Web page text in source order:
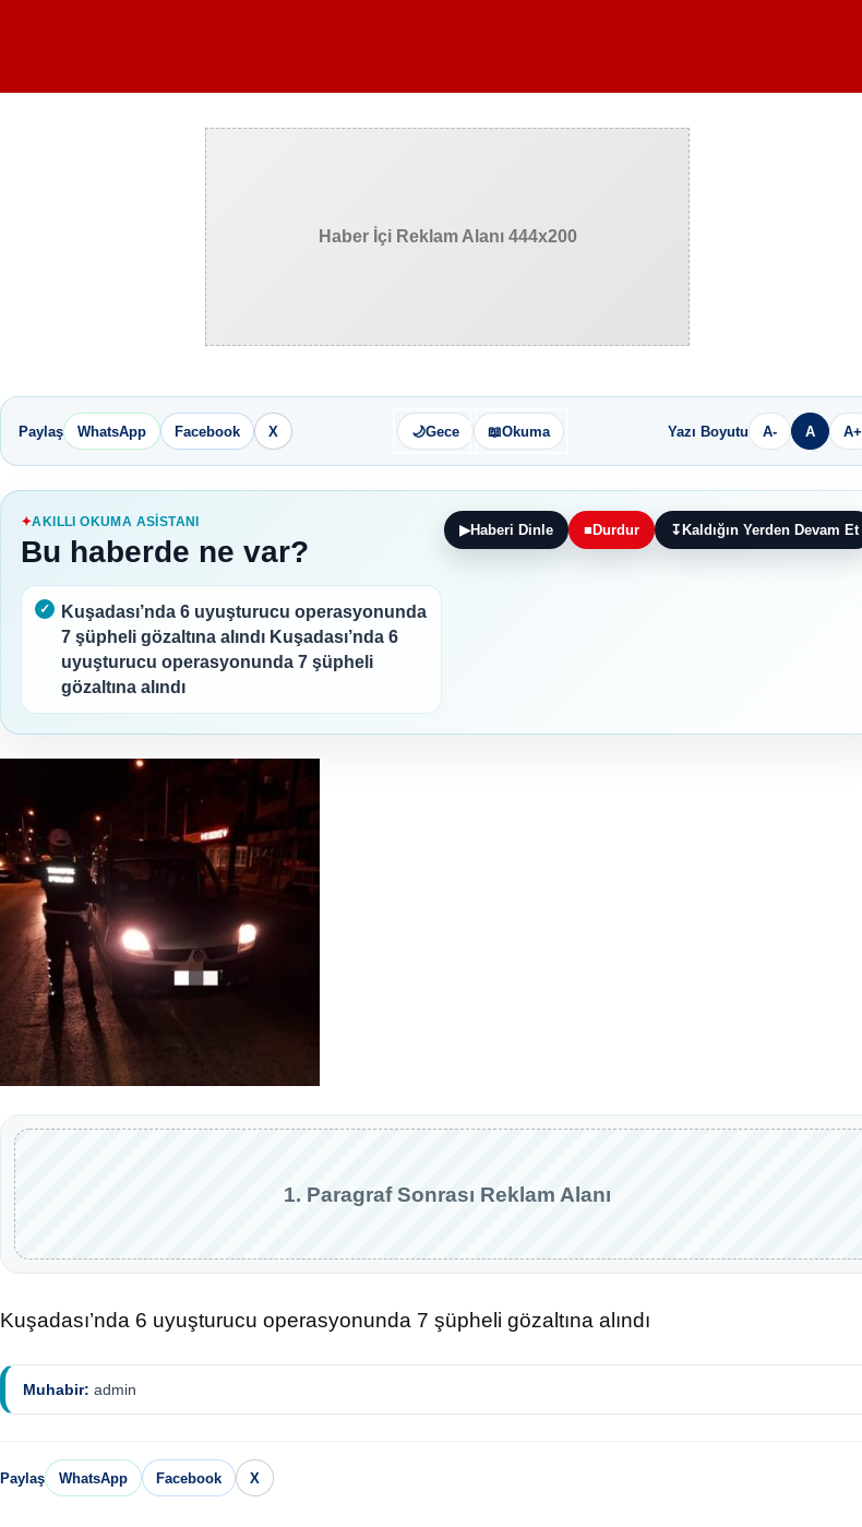
Haber İçi Reklam Alanı 444x200
Paylaş WhatsApp Facebook X 🌙Gece 📖Okuma Yazı Boyutu A- A A+
AKILLI OKUMA ASISTANI
Bu haberde ne var?
▶Haberi Dinle ■ Durdur ↧ Kaldığın Yerden Devam Et
Kuşadası’nda 6 uyuşturucu operasyonunda
7 şüpheli gözaltına alındı Kuşadası’nda 6
uyuşturucu operasyonunda 7 şüpheli
gözaltına alındı
1. Paragraf Sonrası Reklam Alanı
Kuşadası’nda 6 uyuşturucu operasyonunda 7 şüpheli gözaltına alındı
Muhabir: admin
Paylaş WhatsApp Facebook X